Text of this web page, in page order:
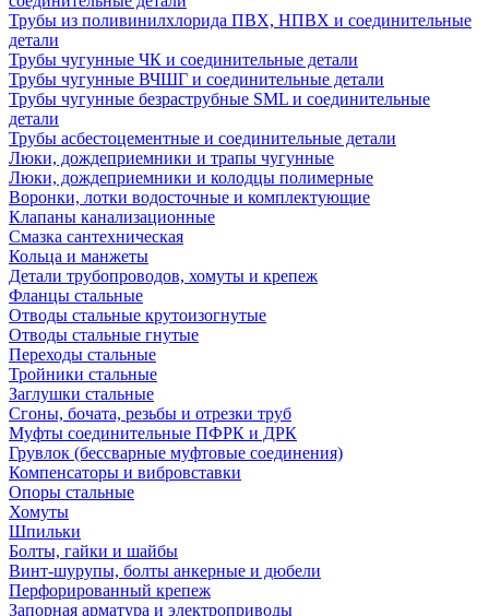
Трубы из поливинилхлорида ПВХ, НПВХ и соединительные
детали
Трубы чугунные ЧК и соединительные детали
Трубы чугунные ВЧШГ и соединительные детали
Трубы чугунные безраструбные SML и соединительные
детали
Трубы асбестоцементные и соединительные детали
Люки, дождеприемники и трапы чугунные
Люки, дождеприемники и колодцы полимерные
Воронки, лотки водосточные и комплектующие
Клапаны канализационные
Смазка сантехническая
Кольца и манжеты
Детали трубопроводов, хомуты и крепеж
Фланцы стальные
Отводы стальные крутоизогнутые
Отводы стальные гнутые
Переходы стальные
Тройники стальные
Заглушки стальные
Сгоны, бочата, резьбы и отрезки труб
Муфты соединительные ПФРК и ДРК
Грувлок (бессварные муфтовые соединения)
Компенсаторы и вибровставки
Опоры стальные
Хомуты
Шпильки
Болты, гайки и шайбы
Винт-шурупы, болты анкерные и дюбели
Перфорированный крепеж
Запорная арматура и электроприводы